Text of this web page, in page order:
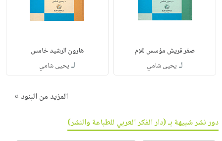
صقر قريش مؤسس للإم
لـ يحيى شامي
هارون الرشيد خامس
لـ يحيى شامي
المزيد من البنود »
دور نشر شبيهة بـ (دار الفكر العربي للطباعة والنشر)